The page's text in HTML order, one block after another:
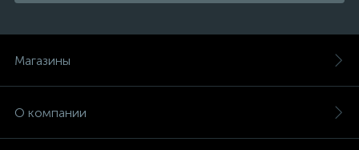
Магазины
О компании